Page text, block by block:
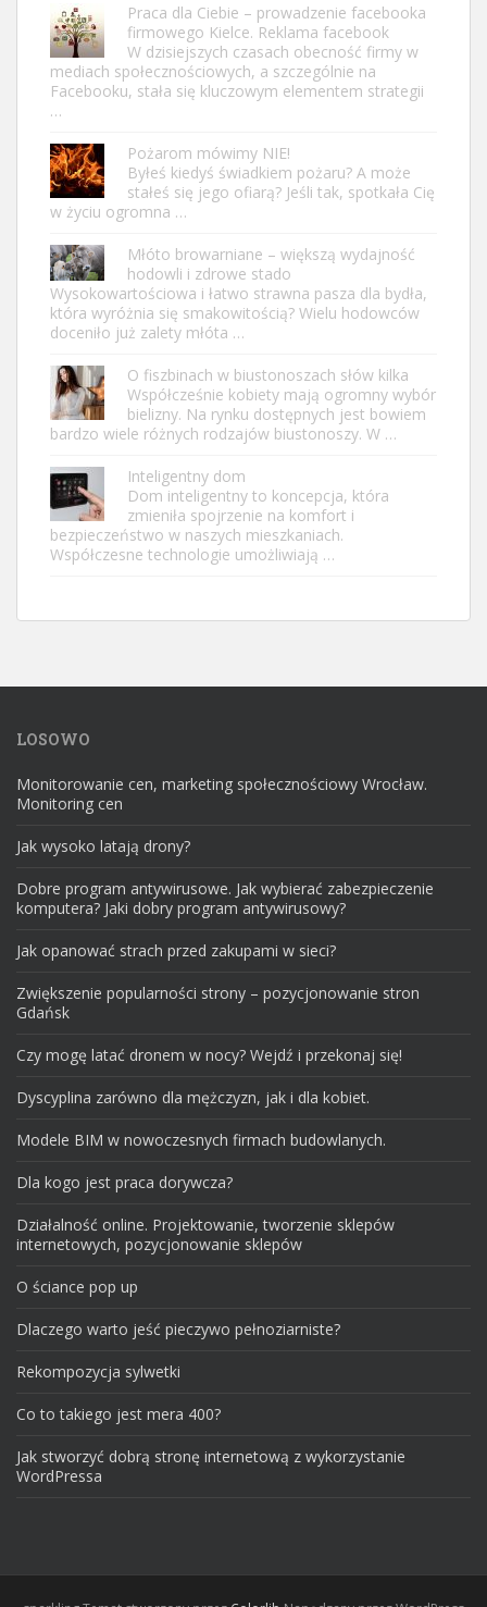
Praca dla Ciebie – prowadzenie facebooka
firmowego Kielce. Reklama facebook
W dzisiejszych czasach obecność firmy w
mediach społecznościowych, a szczególnie na
Facebooku, stała się kluczowym elementem strategii
…
Pożarom mówimy NIE!
Byłeś kiedyś świadkiem pożaru? A może
stałeś się jego ofiarą? Jeśli tak, spotkała Cię
w życiu ogromna …
Młóto browarniane – większą wydajność
hodowli i zdrowe stado
Wysokowartościowa i łatwo strawna pasza dla bydła,
która wyróżnia się smakowitością? Wielu hodowców
doceniło już zalety młóta …
O fiszbinach w biustonoszach słów kilka
Współcześnie kobiety mają ogromny wybór
bielizny. Na rynku dostępnych jest bowiem
bardzo wiele różnych rodzajów biustonoszy. W …
Inteligentny dom
Dom inteligentny to koncepcja, która
zmieniła spojrzenie na komfort i
bezpieczeństwo w naszych mieszkaniach.
Współczesne technologie umożliwiają …
LOSOWO
Monitorowanie cen, marketing społecznościowy Wrocław.
Monitoring cen
Jak wysoko latają drony?
Dobre program antywirusowe. Jak wybierać zabezpieczenie
komputera? Jaki dobry program antywirusowy?
Jak opanować strach przed zakupami w sieci?
Zwiększenie popularności strony – pozycjonowanie stron
Gdańsk
Czy mogę latać dronem w nocy? Wejdź i przekonaj się!
Dyscyplina zarówno dla mężczyzn, jak i dla kobiet.
Modele BIM w nowoczesnych firmach budowlanych.
Dla kogo jest praca dorywcza?
Działalność online. Projektowanie, tworzenie sklepów
internetowych, pozycjonowanie sklepów
O ściance pop up
Dlaczego warto jeść pieczywo pełnoziarniste?
Rekompozycja sylwetki
Co to takiego jest mera 400?
Jak stworzyć dobrą stronę internetową z wykorzystanie
WordPressa